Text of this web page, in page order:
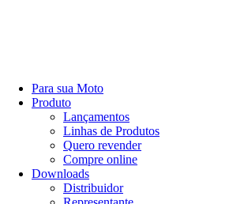
Para sua Moto
Produto
Lançamentos
Linhas de Produtos
Quero revender
Compre online
Downloads
Distribuidor